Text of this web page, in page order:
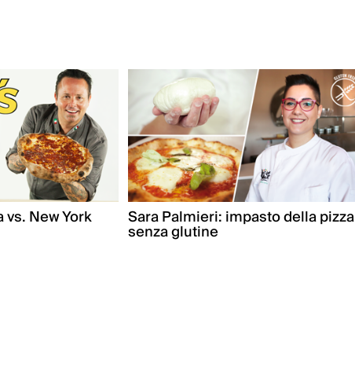
vs. New York Sara Palmieri: impasto della pizza
senza glutine